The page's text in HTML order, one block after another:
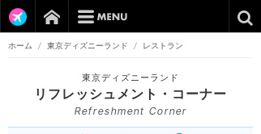
ホーム / 東京ディズニーランド / レストラン
東京ディズニーランド
リフレッシュメント・コーナー
Refreshment Corner